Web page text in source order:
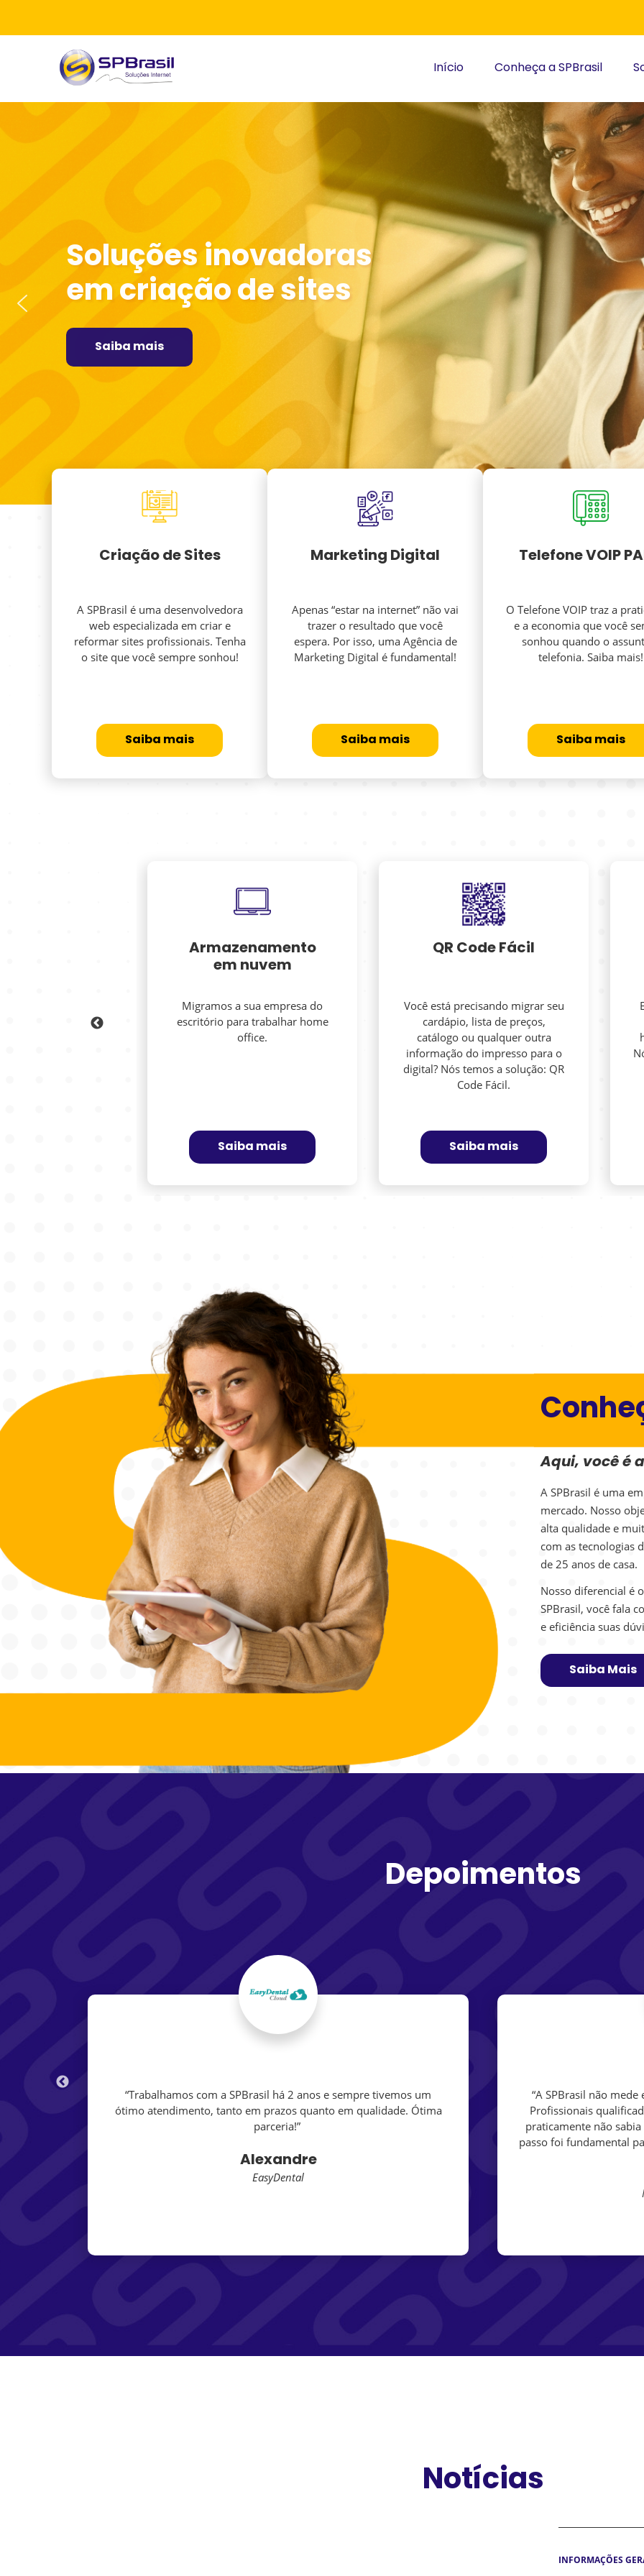
Início Conheça a SPBrasil
Soluções inovadoras
em criação de sites
Saiba mais
Criação de Sites
A SPBrasil é uma desenvolvedora
web especializada em criar e
reformar sites profissionais. Tenha
o site que você sempre sonhou!
Saiba mais
Marketing Digital
Apenas “estar na internet” não vai
trazer o resultado que você
espera. Por isso, uma Agência de
Marketing Digital é fundamental!
Saiba mais
Telefone VOIP
O Telefone VOIP traz a
e a economia que você
sonhou quando o
telefonia. Saiba mais!
Saiba mais
grande de América
Armazenamento
em nuvem
Migramos a sua empresa do
escritório para trabalhar home
office.
Saiba mais
QR Code Fácil
Você está precisando migrar seu
cardápio, lista de preços,
catálogo ou qualquer outra
informação do impresso para o
digital? Nós temos a solução: QR
Code Fácil.
Saiba mais
Aqui, você é
A SPBrasil é uma
mercado. Nosso
alta qualidade e
com as tecnologias
de 25 anos de casa.
Nosso diferencial é
SPBrasil, você fala
e eficiência suas
Saiba Mais
Depoimentos
“Trabalhamos com a SPBrasil há 2 anos e sempre tivemos um
ótimo atendimento, tanto em prazos quanto em qualidade. Ótima
parceria!”
Alexandre
EasyDental
“A SPBrasil não
Profissionais
praticamente não
passo foi fundamental
Notícias
INFORMAÇÕES